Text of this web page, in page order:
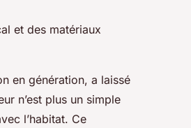
et des matériaux
en génération, a laissé
n’est plus un simple
l’habitat. Ce